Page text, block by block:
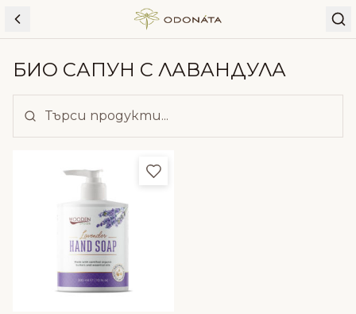
Skip to content
БИО САПУН С ЛАВАНДУЛА
Добави в любими